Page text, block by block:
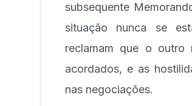
subsequente
situação nunca se
reclamam que o outro
acordados, e as
nas negociações.